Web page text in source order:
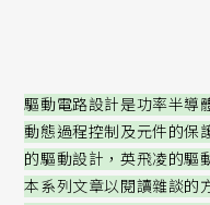
驅動電路設計是功率半導
動態過程控制及元件的保
的驅動設計，英飛凌的驅
本系列文章以閱讀雜談的